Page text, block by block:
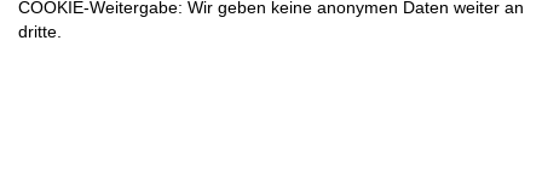
COOKIE-Weitergabe: Wir geben keine anonymen Daten weiter an
dritte.